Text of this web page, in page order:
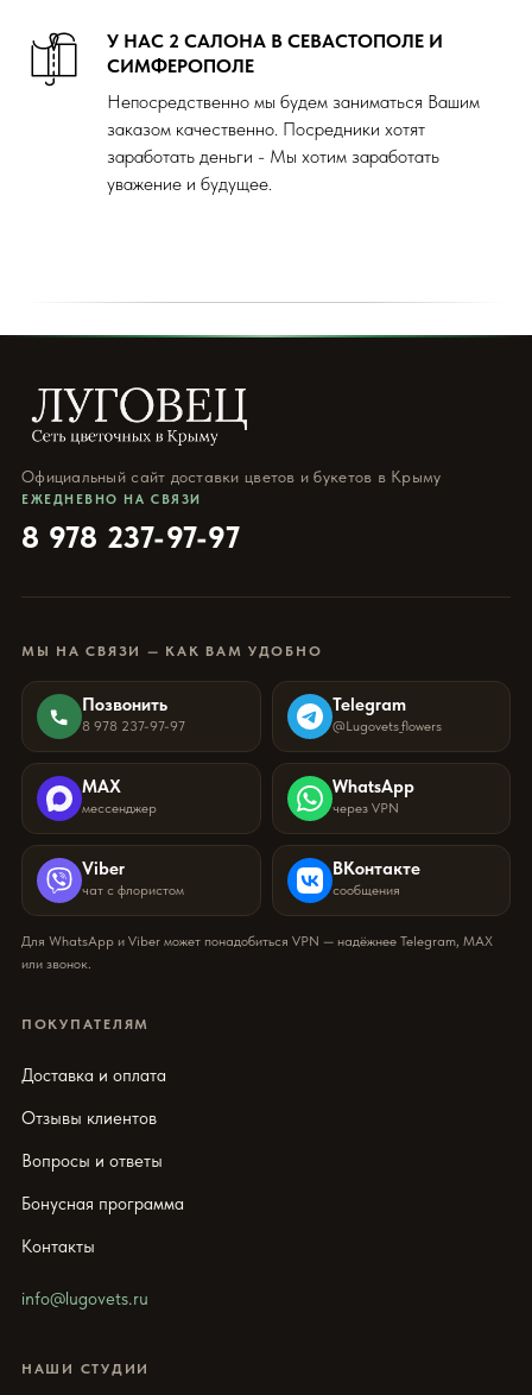
У НАС 2 САЛОНА В СЕВАСТОПОЛЕ И
СИМФЕРОПОЛЕ
Непосредственно мы будем заниматься Вашим
заказом качественно. Посредники хотят
заработать деньги - Мы хотим заработать
уважение и будущее.
Официальный сайт доставки цветов и букетов в Крыму
ЕЖЕДНЕВНО НА СВЯЗИ
8 978 237-97-97
МЫ НА СВЯЗИ — КАК ВАМ УДОБНО
Позвонить
8 978 237-97-97
Telegram
@Lugovets_flowers
MAX
мессенджер
WhatsApp
через VPN
Viber
чат с флористом
ВКонтакте
сообщения
Для WhatsApp и Viber может понадобиться VPN — надёжнее Telegram, MAX
или звонок.
ПОКУПАТЕЛЯМ
Доставка и оплата
Отзывы клиентов
Вопросы и ответы
Бонусная программа
Контакты
info@lugovets.ru
НАШИ СТУДИИ